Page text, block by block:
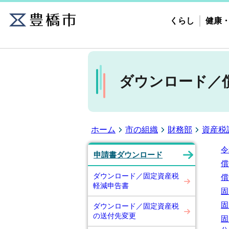
くらし 健康
ダウンロード／
ホーム 市の組織 財務部 資産税
申請書ダウンロード
ダウンロード／固定資産税
軽減申告書
ダウンロード／固定資産税
の送付先変更